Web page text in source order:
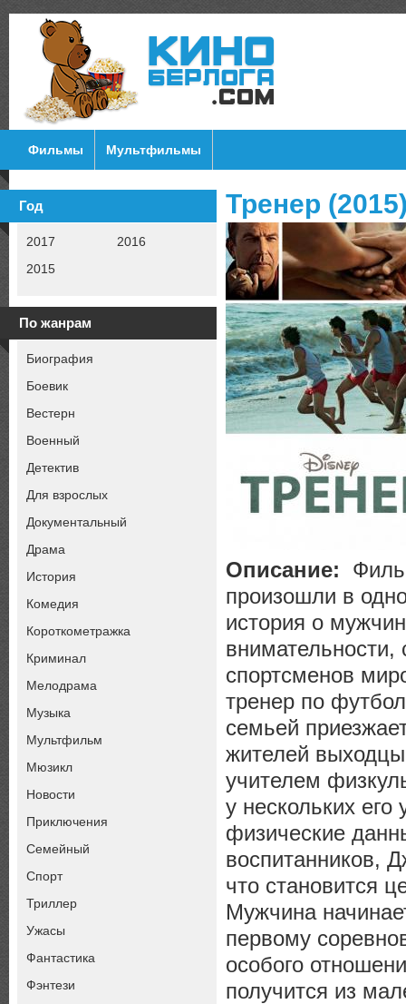
Фильмы Мультфильмы
Год
2017
2016
2015
По жанрам
Биография
Боевик
Вестерн
Военный
Детектив
Для взрослых
Документальный
Драма
История
Комедия
Короткометражка
Криминал
Мелодрама
Музыка
Мультфильм
Мюзикл
Новости
Приключения
Семейный
Спорт
Триллер
Ужасы
Фантастика
Фэнтези
Тренер
Описание:
произошли в
история о
внимательности,
спортсменов
тренер по
семьей
жителей
учителем
у нескольких
физические
воспитанников,
что становится
Мужчина
первому
особого
получится из